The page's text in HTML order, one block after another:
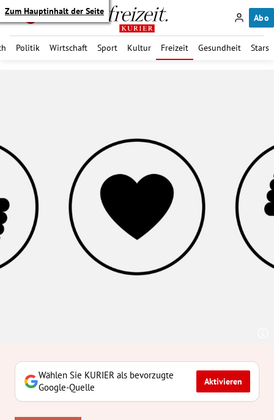
Zum Hauptinhalt der Seite
Abo
Politik Wirtschaft Sport Kultur Freizeit Gesundheit Stars
Untermenü
Untermenü
Untermenü
Wählen Sie KURIER als bevorzugte
Google-Quelle
Aktivieren